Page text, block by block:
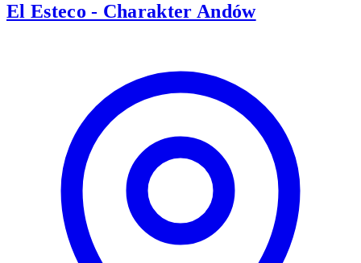
El Esteco - Charakter Andów